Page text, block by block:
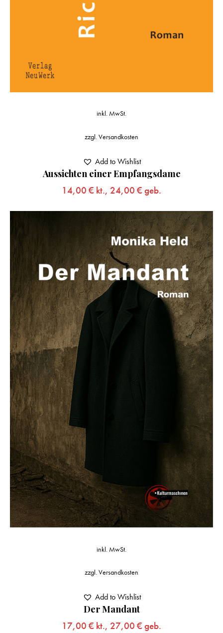
Aussichten einer Empfangsdame
14,00 € kt., 24,00 € geb.
inkl. MwSt.
zzgl.Versandkosten
Add to Wishlist
Der Mandant
17,00 € kt., 27,00 € geb.
inkl. MwSt.
zzgl.Versandkosten
Add to Wishlist